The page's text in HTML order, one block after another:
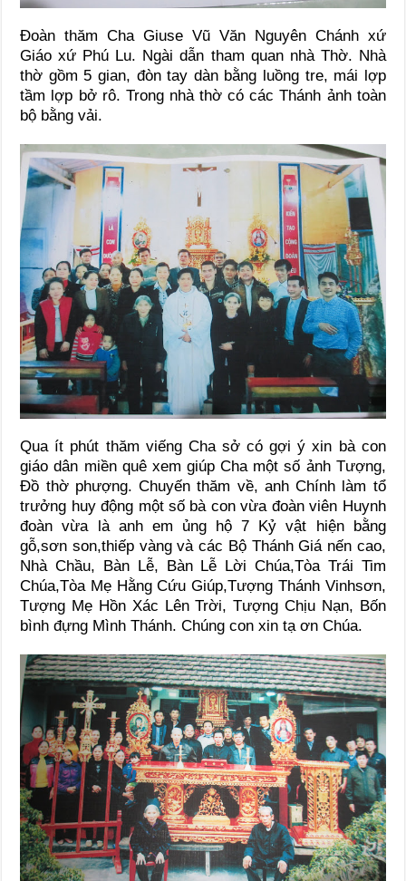
Đoàn thăm Cha Giuse Vũ Văn Nguyên Chánh xứ
Giáo xứ Phú Lu. Ngài dẫn tham quan nhà Thờ. Nhà
thờ gồm 5 gian, đòn tay dàn bằng luồng tre, mái lợp
tầm lợp bở rô. Trong nhà thờ có các Thánh ảnh toàn
bộ bằng vải.
Qua ít phút thăm viếng Cha sở có gợi ý xin bà con
giáo dân miền quê xem giúp Cha một số ảnh Tượng,
Đồ thờ phượng. Chuyến thăm về, anh Chính làm tổ
trưởng huy động một số bà con vừa đoàn viên Huynh
đoàn vừa là anh em ủng hộ 7 Kỷ vật hiện bằng
gỗ,sơn son,thiếp vàng và các Bộ Thánh Giá nến cao,
Nhà Chầu, Bàn Lễ, Bàn Lễ Lời Chúa,Tòa Trái Tim
Chúa,Tòa Mẹ Hằng Cứu Giúp,Tượng Thánh Vinhsơn,
Tượng Mẹ Hồn Xác Lên Trời, Tượng Chịu Nạn, Bốn
bình đựng Mình Thánh. Chúng con xin tạ ơn Chúa.